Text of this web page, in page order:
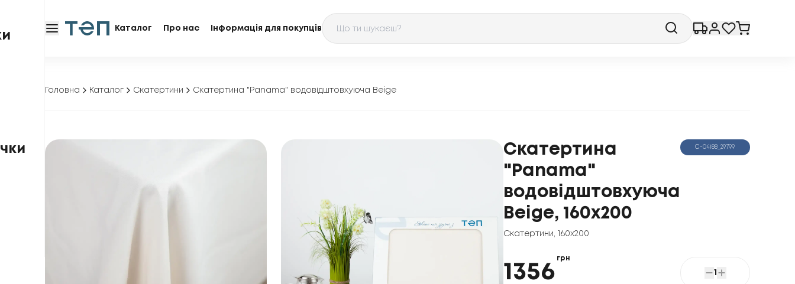
Каталог Про нас Інформація для покупців
Головна Каталог Скатертини Скатертина "Panama" водовідштовхуюча Beige
Скатертина
"Panama"
водовідштовхуюча
Beige, 160x200
Скатертини 160x200
С-04188_29799
1356
грн
1